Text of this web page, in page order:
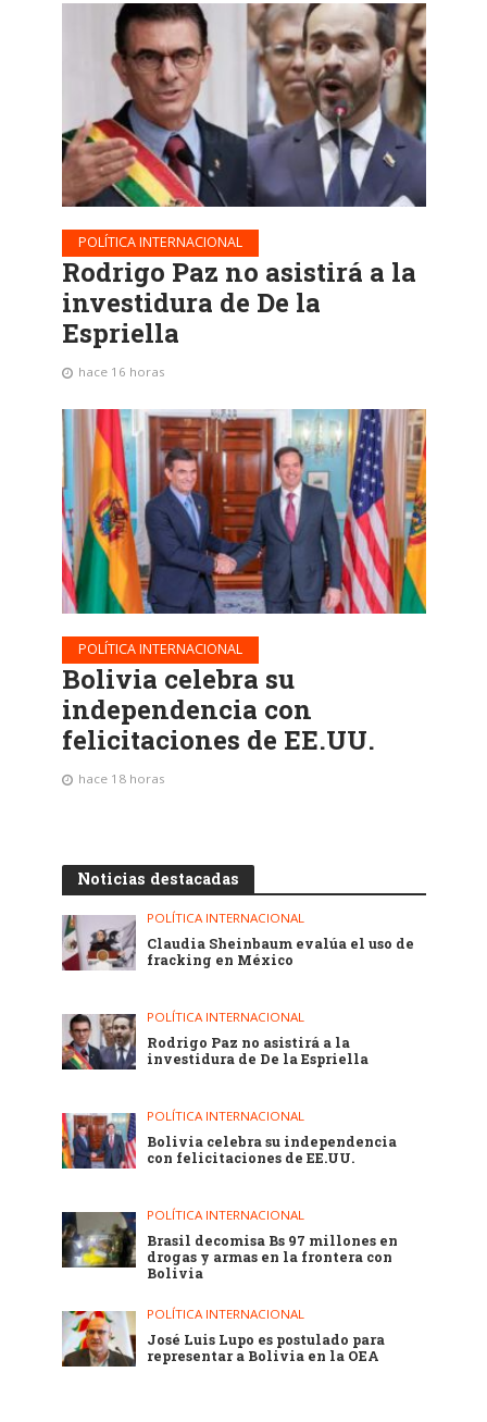
POLÍTICA INTERNACIONAL
Rodrigo Paz no asistirá a la
investidura de De la
Espriella
hace 16 horas
POLÍTICA INTERNACIONAL
Bolivia celebra su
independencia con
felicitaciones de EE.UU.
hace 18 horas
Noticias destacadas
POLÍTICA INTERNACIONAL
Claudia Sheinbaum evalúa el uso de
fracking en México
POLÍTICA INTERNACIONAL
Rodrigo Paz no asistirá a la
investidura de De la Espriella
POLÍTICA INTERNACIONAL
Bolivia celebra su independencia
con felicitaciones de EE.UU.
POLÍTICA INTERNACIONAL
Brasil decomisa Bs 97 millones en
drogas y armas en la frontera con
Bolivia
POLÍTICA INTERNACIONAL
José Luis Lupo es postulado para
representar a Bolivia en la OEA